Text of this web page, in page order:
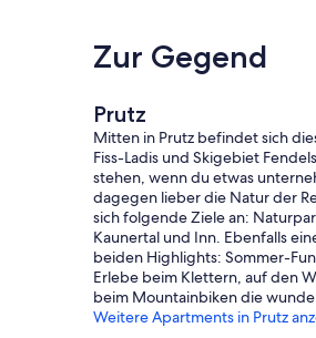
- kostenloses WLAN
- Handtücher und Bettwäsche
- Kinderbett und Hochstuhl
Zur Gegend
Prutz
Mitten in Prutz befindet sich
Fiss-Ladis und Skigebiet
stehen, wenn du etwas
dagegen lieber die Natur der
sich folgende Ziele an:
Kaunertal und Inn. Ebenfalls
beiden Highlights: Sommer-
Erlebe beim Klettern, auf den
beim Mountainbiken die
Weitere Apartments in Prutz